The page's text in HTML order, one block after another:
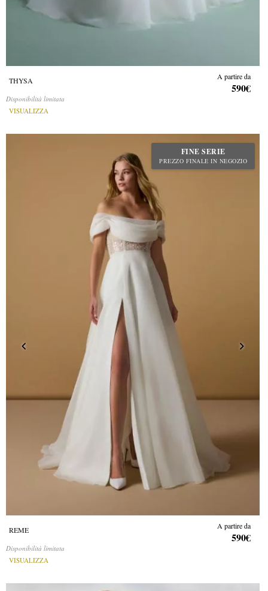
THYSA
Disponibilità limitata
VISUALIZZA
A partire da
590€
FINE SERIE
PREZZO FINALE IN NEGOZIO
REME
Disponibilità limitata
VISUALIZZA
A partire da
590€